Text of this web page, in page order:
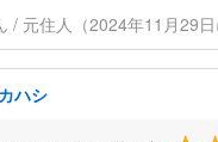
/ 元住人（2024年11月29日
ハシ